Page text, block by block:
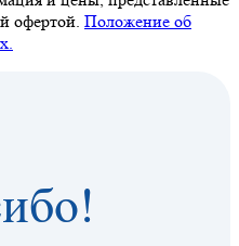
офертой. Положение об